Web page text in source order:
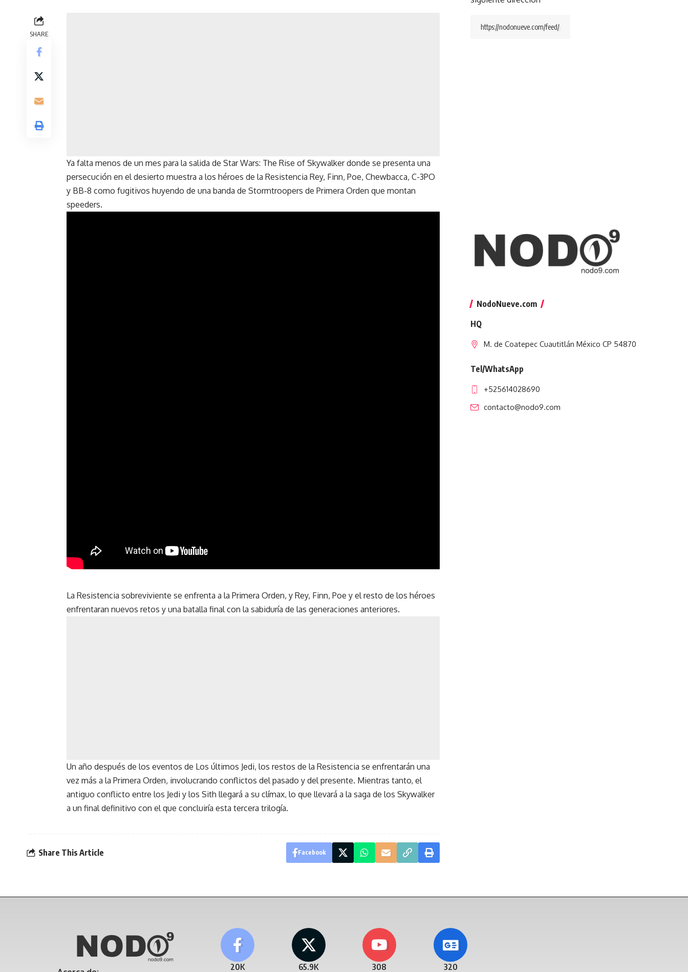
SHARE
Ya falta menos de un mes para la salida de Star Wars: The Rise of Skywalker donde se presenta una
persecución en el desierto muestra a los héroes de la Resistencia Rey, Finn, Poe, Chewbacca, C-3PO
y BB-8 como fugitivos huyendo de una banda de Stormtroopers de Primera Orden que montan
speeders.
La Resistencia sobreviviente se enfrenta a la Primera Orden, y Rey, Finn, Poe y el resto de los héroes
enfrentaran nuevos retos y una batalla final con la sabiduría de las generaciones anteriores.
Un año después de los eventos de Los últimos Jedi, los restos de la Resistencia se enfrentarán una
vez más a la Primera Orden, involucrando conflictos del pasado y del presente. Mientras tanto, el
antiguo conflicto entre los Jedi y los Sith llegará a su clímax, lo que llevará a la saga de los Skywalker
a un final definitivo con el que concluiría esta tercera trilogía.
Share This Article Facebook
NodoNueve.com
HQ
M. de Coatepec Cuautitlán México CP 54870
Tel/WhatsApp
+525614028690
contacto@nodo9.com
20K 65.9K 308 320